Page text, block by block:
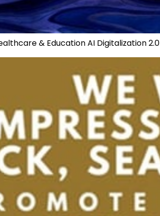
& Education AI Digitalization 2.0